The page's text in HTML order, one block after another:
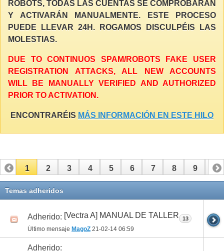
ROBOTS, TODAS LAS CUENTAS SE COMPROBARÁN
Y ACTIVARÁN MANUALMENTE. ESTE PROCESO
PUEDE LLEVAR 24H. ROGAMOS DISCULPÉIS LAS
MOLESTIAS.
DUE TO CONTINUOS SPAM/ROBOTS FAKE USER
REGISTRATION ATTACKS, ALL NEW ACCOUNTS
WILL BE MANUALLY VERIFIED AND AUTHORIZED
PRIOR TO ACTIVATION.
ENCONTRARÉIS MÁS INFORMACIÓN EN ESTE HILO
1 2 3 4 5 6 7 8 9 10
11 12
Temas adheridos
Adherido: [Vectra A] MANUAL DE TALLER
Último mensaje MagoZ 21-02-14 06:59
13
Adherido: